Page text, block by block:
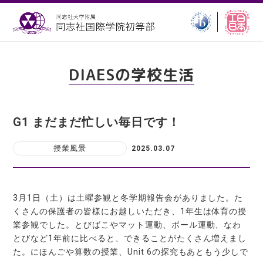
DIAESの学校生活
G1 まだまだ忙しい毎日です！
授業風景 2025.03.07
3月1日（土）は土曜参観と冬学期報告会がありました。た
くさんの保護者の皆様にお越しいただき、1年生は体育の授
業参観でした。とびばこやマット運動、ボール運動、なわ
とびなど1年前に比べると、できることがたくさん増えまし
た。にほんごや算数の授業、Unit 6の探究もあともう少しで